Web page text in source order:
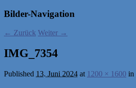
Bilder-Navigation
← Zurück Weiter →
IMG_7354
Published 13. Juni 2024 at 1200 × 1600 in